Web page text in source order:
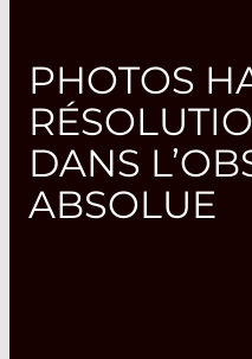
PHOTOS
DANS
ABSOLUE